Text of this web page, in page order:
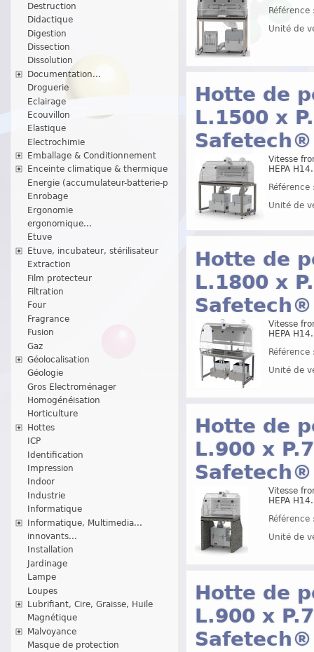
Destruction
Didactique
Digestion
Dissection
Dissolution
Documentation...
Droguerie
Eclairage
Ecouvillon
Elastique
Electrochimie
Emballage & Conditionnement
Enceinte climatique & thermique
Energie (accumulateur-batterie-p
Enrobage
Ergonomie
ergonomique...
Etuve
Etuve, incubateur, stérilisateur
Extraction
Film protecteur
Filtration
Four
Fragrance
Fusion
Gaz
Géolocalisation
Géologie
Gros Electroménager
Homogénéisation
Horticulture
Hottes
ICP
Identification
Impression
Indoor
Industrie
Informatique
Informatique, Multimedia...
innovants...
Installation
Jardinage
Lampe
Loupes
Lubrifiant, Cire, Graisse, Huile
Magnétique
Malvoyance
Masque de protection
Unité de
Hotte de
L.1500 x
Safetech®
Vitesse
HEPA H14.
Unité de
Hotte de
L.1800 x
Safetech®
Vitesse
HEPA H14.
Unité de
Hotte de
L.900 x
Safetech®
Vitesse
HEPA H14.
Unité de
Hotte de
L.900 x
Safetech®